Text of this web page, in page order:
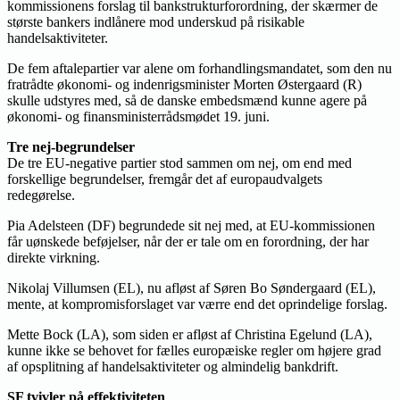
kommissionens forslag til bankstrukturforordning, der skærmer de
største bankers indlånere mod underskud på risikable
handelsaktiviteter.
De fem aftalepartier var alene om forhandlingsmandatet, som den nu
fratrådte økonomi- og indenrigsminister Morten Østergaard (R)
skulle udstyres med, så de danske embedsmænd kunne agere på
økonomi- og finansministerrådsmødet 19. juni.
Tre nej-begrundelser
De tre EU-negative partier stod sammen om nej, om end med
forskellige begrundelser, fremgår det af europaudvalgets
redegørelse.
Pia Adelsteen (DF) begrundede sit nej med, at EU-kommissionen
får uønskede beføjelser, når der er tale om en forordning, der har
direkte virkning.
Nikolaj Villumsen (EL), nu afløst af Søren Bo Søndergaard (EL),
mente, at kompromisforslaget var værre end det oprindelige forslag.
Mette Bock (LA), som siden er afløst af Christina Egelund (LA),
kunne ikke se behovet for fælles europæiske regler om højere grad
af opsplitning af handelsaktiviteter og almindelig bankdrift.
SF tvivler på effektiviteten